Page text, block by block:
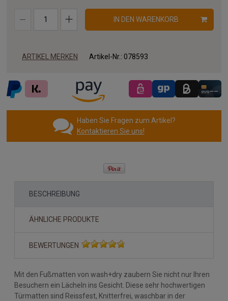
IN DEN WARENKORB
ARTIKEL MERKEN Artikel-Nr.: 078593
Haben Sie Fragen zum Artikel?
Kontaktieren Sie uns!
BESCHREIBUNG
ÄHNLICHE PRODUKTE
BEWERTUNGEN
Mit den Fußmatten von wash+dry zaubern Sie nicht nur Ihren
Besuchern ein Lächeln ins Gesicht. Diese sehr hochwertigen
Türmatten sind Reissfest, Knitterfrei, waschbar in der